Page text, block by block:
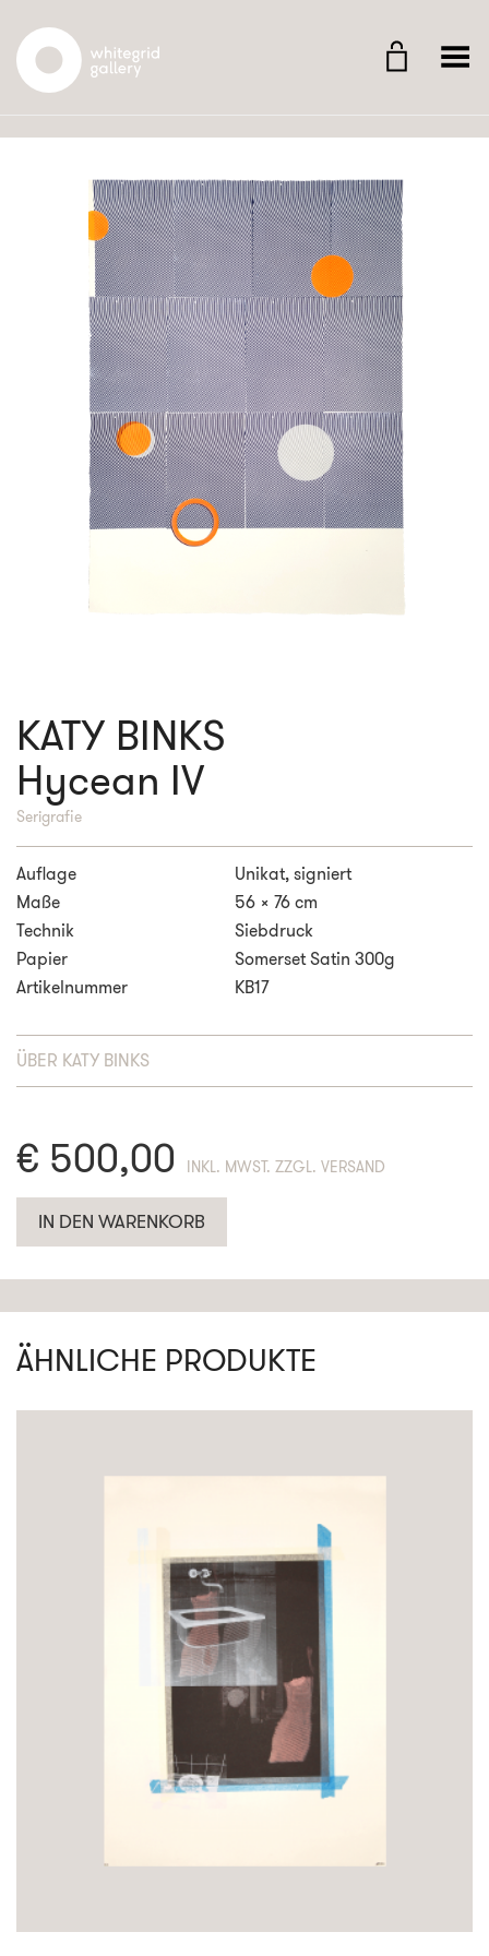
Whitegrid Logo Menü umschalten
KATY BINKS
Hycean IV
Serigrafie
Auflage
Unikat, signiert
Maße
56 x 76 cm
Technik
Siebdruck
Papier
Somerset Satin 300g
Artikelnummer
KB17
ÜBER KATY BINKS
€ 500,00
IN DEN WARENKORB
ÄHNLICHE PRODUKTE